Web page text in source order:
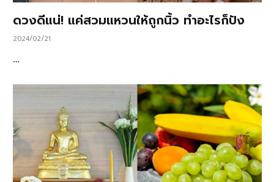
ดวงดีแน่! แค่สวมแหวนให้ถูกนิ้ว ทำอะไรก็ปัง
2024/02/21
…